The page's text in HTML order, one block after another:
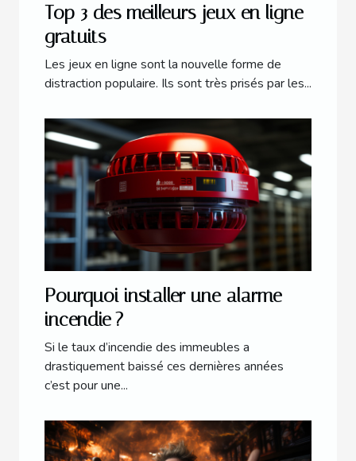
Top 3 des meilleurs jeux en ligne
gratuits
Les jeux en ligne sont la nouvelle forme de
distraction populaire. Ils sont très prisés par les...
Pourquoi installer une alarme
incendie ?
Si le taux d’incendie des immeubles a
drastiquement baissé ces dernières années
c’est pour une...